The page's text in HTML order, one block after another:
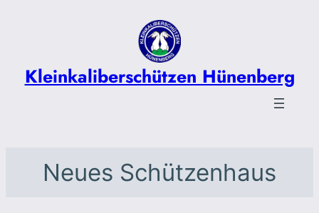
Kleinkaliberschützen Hünenberg
Neues Schützenhaus